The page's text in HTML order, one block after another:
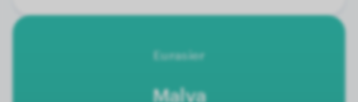
Eurasier
Malva